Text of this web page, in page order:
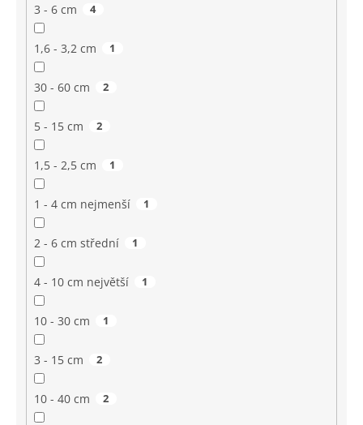
3 - 6 cm 4
1,6 - 3,2 cm 1
30 - 60 cm 2
5 - 15 cm 2
1,5 - 2,5 cm 1
1 - 4 cm nejmenší 1
2 - 6 cm střední 1
4 - 10 cm největší 1
10 - 30 cm 1
3 - 15 cm 2
10 - 40 cm 2